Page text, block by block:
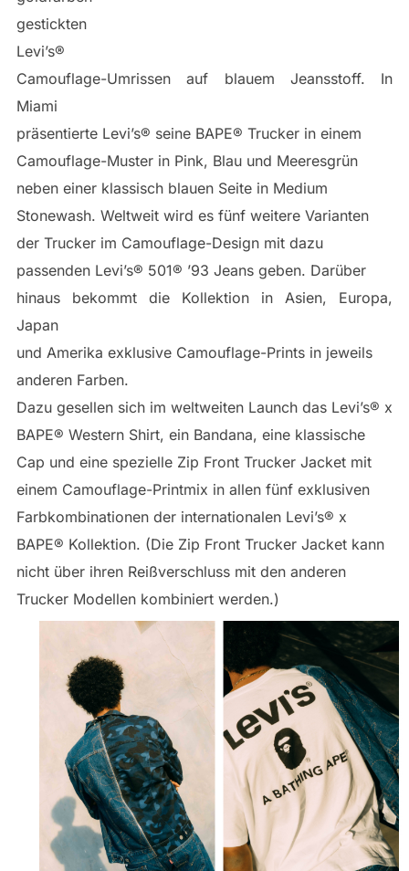
gestickten
Levi’s®
Camouflage-Umrissen auf blauem Jeansstoff. In
Miami
präsentierte Levi’s® seine BAPE® Trucker in einem
Camouflage-Muster in Pink, Blau und Meeresgrün
neben einer klassisch blauen Seite in Medium
Stonewash. Weltweit wird es fünf weitere Varianten
der Trucker im Camouflage-Design mit dazu
passenden Levi’s® 501® ’93 Jeans geben. Darüber
hinaus bekommt die Kollektion in Asien, Europa,
Japan
und Amerika exklusive Camouflage-Prints in jeweils
anderen Farben.
Dazu gesellen sich im weltweiten Launch das Levi’s® x
BAPE® Western Shirt, ein Bandana, eine klassische
Cap und eine spezielle Zip Front Trucker Jacket mit
einem Camouflage-Printmix in allen fünf exklusiven
Farbkombinationen der internationalen Levi’s® x
BAPE® Kollektion. (Die Zip Front Trucker Jacket kann
nicht über ihren Reißverschluss mit den anderen
Trucker Modellen kombiniert werden.)